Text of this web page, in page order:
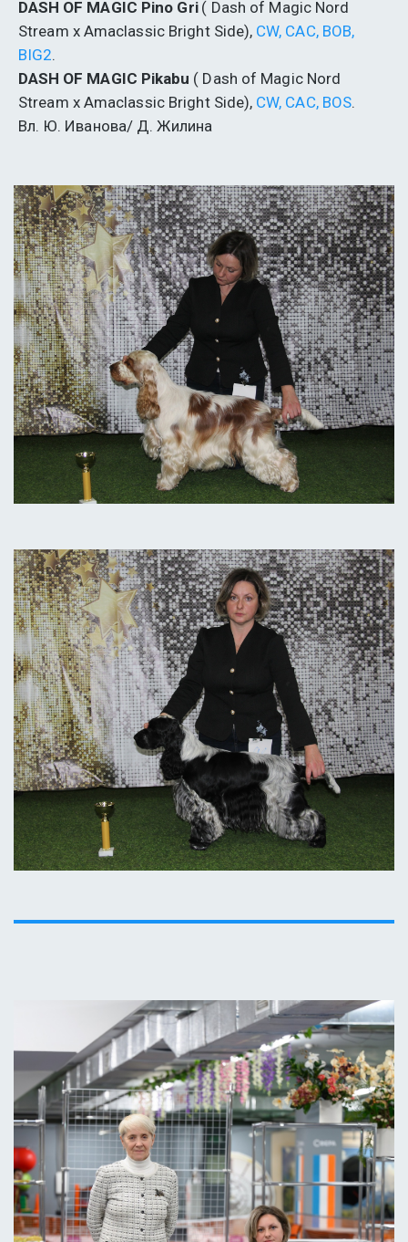
DASH OF MAGIC Pino Gri ( Dash of Magic Nord
Stream x Amaclassic Bright Side), CW, CAC, BOB,
BIG2.
DASH OF MAGIC Pikabu ( Dash of Magic Nord
Stream x Amaclassic Bright Side), CW, СAC, BOS.
Вл. Ю. Иванова/ Д. Жилина